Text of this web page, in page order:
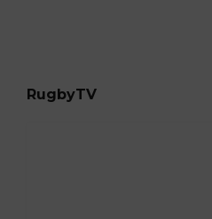
RugbyTV